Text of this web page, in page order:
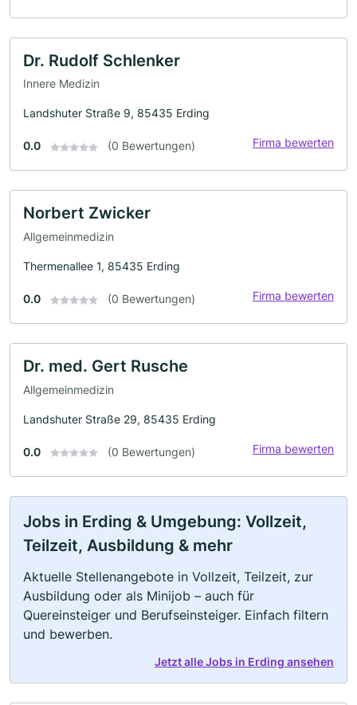
Dr. Rudolf Schlenker
Innere Medizin
Landshuter Straße 9, 85435 Erding
0.0 (0 Bewertungen) Firma bewerten
Norbert Zwicker
Allgemeinmedizin
Thermenallee 1, 85435 Erding
0.0 (0 Bewertungen) Firma bewerten
Dr. med. Gert Rusche
Allgemeinmedizin
Landshuter Straße 29, 85435 Erding
0.0 (0 Bewertungen) Firma bewerten
Jobs in Erding & Umgebung: Vollzeit,
Teilzeit, Ausbildung & mehr
Aktuelle Stellenangebote in Vollzeit, Teilzeit, zur
Ausbildung oder als Minijob – auch für
Quereinsteiger und Berufseinsteiger. Einfach filtern
und bewerben.
Jetzt alle Jobs in Erding ansehen